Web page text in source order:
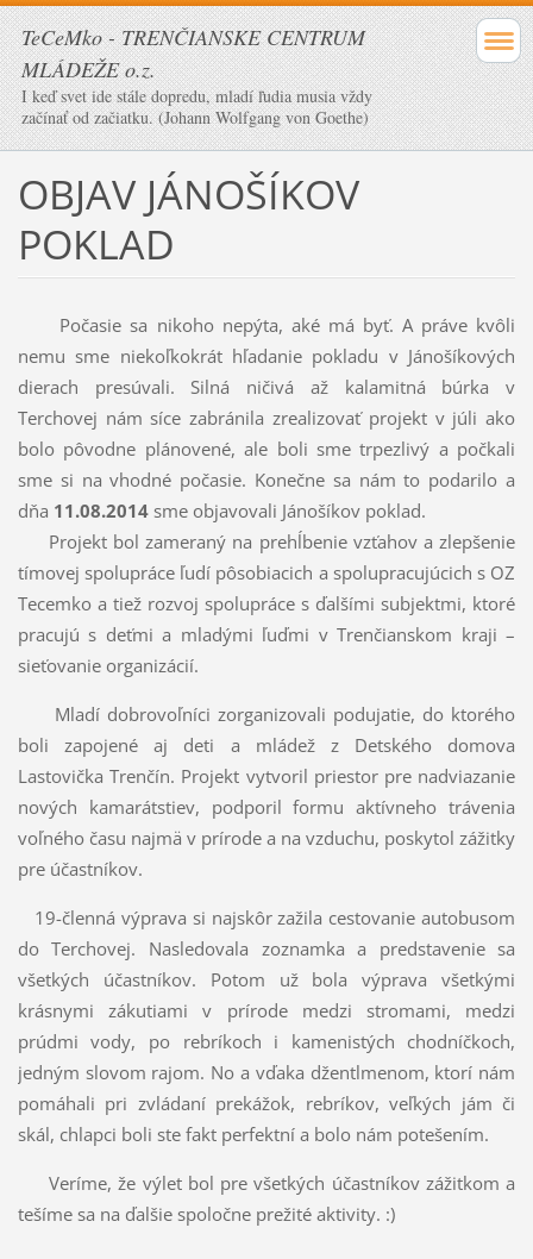
TeCeMko - TRENČIANSKE CENTRUM
MLÁDEŽE o.z.
I keď svet ide stále dopredu, mladí ľudia musia vždy
začínať od začiatku. (Johann Wolfgang von Goethe)
OBJAV JÁNOŠÍKOV
POKLAD
Počasie sa nikoho nepýta, aké má byť. A práve kvôli
nemu sme niekoľkokrát hľadanie pokladu v Jánošíkových
dierach presúvali. Silná ničivá až kalamitná búrka v
Terchovej nám síce zabránila zrealizovať projekt v júli ako
bolo pôvodne plánovené, ale boli sme trpezlivý a počkali
sme si na vhodné počasie. Konečne sa nám to podarilo a
dňa 11.08.2014sme objavovali Jánošíkov poklad.
Projekt bol zameraný na prehĺbenie vzťahov a zlepšenie
tímovej spolupráce ľudí pôsobiacich a spolupracujúcich s OZ
Tecemko a tiež rozvoj spolupráce s ďalšími subjektmi, ktoré
pracujú s deťmi a mladými ľuďmi v Trenčianskom kraji –
sieťovanie organizácií.
Mladí dobrovoľníci zorganizovali podujatie, do ktorého
boli zapojené aj deti a mládež z Detského domova
Lastovička Trenčín. Projekt vytvoril priestor pre nadviazanie
nových kamarátstiev, podporil formu aktívneho trávenia
voľného času najmä v prírode a na vzduchu, poskytol zážitky
pre účastníkov.
19-členná výprava si najskôr zažila cestovanie autobusom
do Terchovej. Nasledovala zoznamka a predstavenie sa
všetkých účastníkov. Potom už bola výprava všetkými
krásnymi zákutiami v prírode medzi stromami, medzi
prúdmi vody, po rebríkoch i kamenistých chodníčkoch,
jedným slovom rajom. No a vďaka džentlmenom, ktorí nám
pomáhali pri zvládaní prekážok, rebríkov, veľkých jám či
skál, chlapci boli ste fakt perfektní a bolo nám potešením.
Veríme, že výlet bol pre všetkých účastníkov zážitkom a
tešíme sa na ďalšie spoločne prežité aktivity. :)